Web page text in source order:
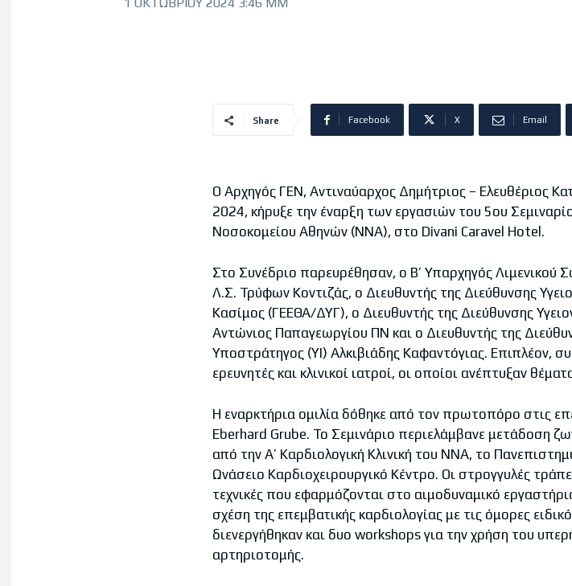
Share Facebook X Email
Ο Αρχηγός ΓΕΝ, Αντιναύαρχος Δημήτριος – Ελευθέριος
2024, κήρυξε την έναρξη των εργασιών του 5ου
Νοσοκομείου Αθηνών (ΝΝΑ), στο Divani Caravel Hotel.
Στο Συνέδριο παρευρέθησαν, ο Β’ Υπαρχηγός Λιμενικού
Λ.Σ. Τρύφων Κοντιζάς, ο Διευθυντής της Διεύθυνσης
Κασίμος (ΓΕΕΘΑ/ΔΥΓ), ο Διευθυντής της Διεύθυνσης
Αντώνιος Παπαγεωργίου ΠΝ και ο Διευθυντής της
Υποστράτηγος (ΥΙ) Αλκιβιάδης Καφαντόγιας. Επιπλέον,
ερευνητές και κλινικοί ιατροί, οι οποίοι ανέπτυξαν
Η εναρκτήρια ομιλία δόθηκε από τον πρωτοπόρο στις
Eberhard Grube. Το Σεμινάριο περιελάμβανε μετάδοση
από την Α’ Καρδιολογική Κλινική του ΝΝΑ, το
Ωνάσειο Καρδιοχειρουργικό Κέντρο. Οι στρογγυλές
τεχνικές που εφαρμόζονται στο αιμοδυναμικό
σχέση της επεμβατικής καρδιολογίας με τις όμορες
διενεργήθηκαν και δυο workshops για την χρήση του
αρτηριοτομής.